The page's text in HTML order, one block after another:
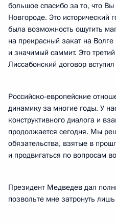
большое спасибо за то, что
Новгороде. Это исторический
была возможность ощутить
на прекрасный закат на
и значимый саммит. Это
Лиссабонский договор вступил
Российско-европейские
динамику за многие годы. У
конструктивного диалога и
продолжается сегодня. Мы
обязательства, взятые в
и продвигаться по вопросам
Президент Медведев дал
позвольте мне затронуть